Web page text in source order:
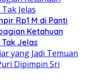
Rp1 M di Panti
Ketahuan
Jelas